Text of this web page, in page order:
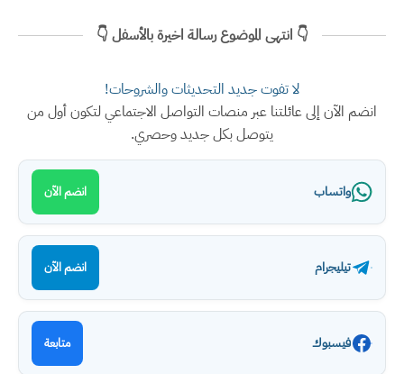
👇 انتهى الموضوع رسالة اخيرة بالأسفل 👇
لا تفوت جديد التحديثات والشروحات!
انضم الآن إلى عائلتنا عبر منصات التواصل الاجتماعي لتكون أول من
يتوصل بكل جديد وحصري.
واتساب انضم الآن
تيليجرام انضم الآن
فيسبوك متابعة